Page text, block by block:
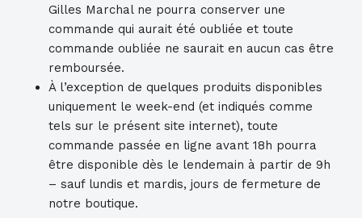
Gilles Marchal ne pourra conserver une
commande qui aurait été oubliée et toute
commande oubliée ne saurait en aucun cas être
remboursée.
À l’exception de quelques produits disponibles
uniquement le week-end (et indiqués comme
tels sur le présent site internet), toute
commande passée en ligne avant 18h pourra
être disponible dès le lendemain à partir de 9h
– sauf lundis et mardis, jours de fermeture de
notre boutique.